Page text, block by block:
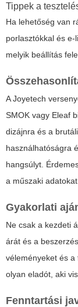
Tippek a
Ha lehetőség van
porlasztókkal és e-
melyik beállítás
A Joyetech
SMOK vagy Eleaf
dizájnra és a
használhatóságra
hangsúlyt.
a műszaki adatokat.
Gyakorlati
Ne csak a kezdeti
árát és a
véleményeket és a
olyan eladót, aki
Fenntartási